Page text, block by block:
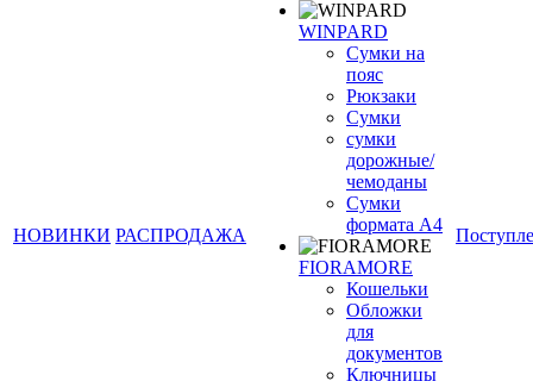
НОВИНКИ РАСПРОДАЖА
WINPARD
Сумки на
пояс
Рюкзаки
Сумки
сумки
дорожные/
чемоданы
Сумки
формата А4
FIORAMORE
Кошельки
Обложки
для
документов
Ключницы